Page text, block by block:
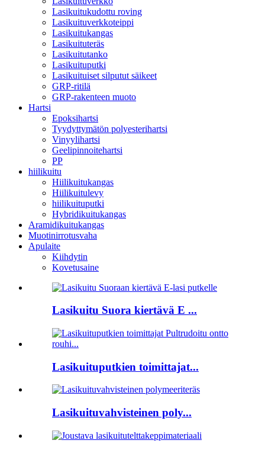
Lasikuitukudottu roving
Lasikuituverkkoteippi
Lasikuitukangas
Lasikuituteräs
Lasikuitutanko
Lasikuituputki
Lasikuituiset silputut säikeet
GRP-ritilä
GRP-rakenteen muoto
Hartsi
Epoksihartsi
Tyydyttymätön polyesterihartsi
Vinyylihartsi
Geelipinnoitehartsi
PP
hiilikuitu
Hiilikuitukangas
Hiilikuitulevy
hiilikuituputki
Hybridikuitukangas
Aramidikuitukangas
Muotinirrotusvaha
Apulaite
Kiihdytin
Kovetusaine
Lasikuitu Suora kiertävä E ...
Lasikuituputkien toimittajat...
Lasikuituvahvisteinen poly...